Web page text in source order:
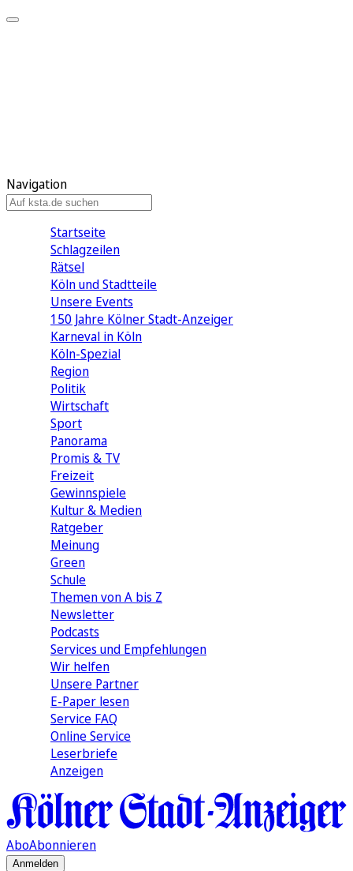
Navigation
Startseite
Schlagzeilen
Rätsel
Köln und Stadtteile
Unsere Events
150 Jahre Kölner Stadt-Anzeiger
Karneval in Köln
Köln-Spezial
Region
Politik
Wirtschaft
Sport
Panorama
Promis & TV
Freizeit
Gewinnspiele
Kultur & Medien
Ratgeber
Meinung
Green
Schule
Themen von A bis Z
Newsletter
Podcasts
Services und Empfehlungen
Wir helfen
Unsere Partner
E-Paper lesen
Service FAQ
Online Service
Leserbriefe
Anzeigen
AboAbonnieren
Anmelden